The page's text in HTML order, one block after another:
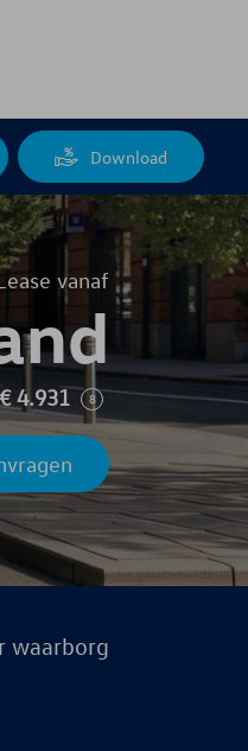
Download
vanaf
€4.931 8
waarborg